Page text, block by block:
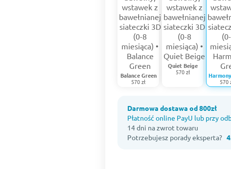
Balance Green
570 zł
Quiet Beige
570 zł
570
Darmowa dostawa od 800zł
Płatność online PayU lub przy
14 dni na zwrot towaru
Potrzebujesz porady eksperta?